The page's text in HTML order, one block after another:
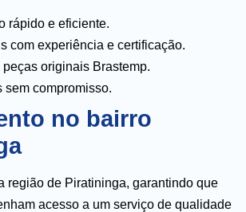
rápido e eficiente.
com experiência e certificação.
originais Brastemp.
sem compromisso.
no bairro
região de Piratininga, garantindo que
acesso a um serviço de qualidade